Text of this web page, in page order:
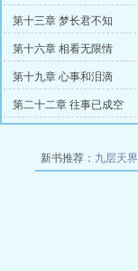
第十三章 梦长君不知
第十六章 相看无限情
第十九章 心事和泪滴
第二十二章 往事已成空
新书推荐： 九层天界